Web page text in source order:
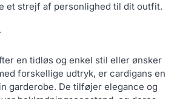
et strejf af personlighed til dit outfit.
en tidløs og enkel stil eller ønsker
forskellige udtryk, er cardigans en
garderobe. De tilføjer elegance og